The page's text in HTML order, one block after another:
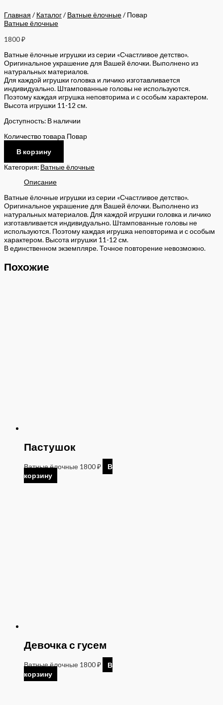
Главная / Каталог/ Ватные ёлочные/ Повар
Ватные ёлочные
1800₽
Ватные ёлочные игрушки из серии «Счастливое детство».
Оригинальное украшение для Вашей ёлочки. Выполнено из
натуральных материалов.
Для каждой игрушки головка и личико изготавливается
индивидуально. Штампованные головы не используются.
Поэтому каждая игрушка неповторима и с особым характером.
Высота игрушки 11-12 см.
Доступность: В наличии
Количество товара Повар
В корзину
Категория: Ватные ёлочные
Описание
Ватные ёлочные игрушки из серии «Счастливое детство».
Оригинальное украшение для Вашей ёлочки. Выполнено из
натуральных материалов. Для каждой игрушки головка и личико
изготавливается индивидуально. Штампованные головы не
используются. Поэтому каждая игрушка неповторима и с особым
характером. Высота игрушки 11-12 см.
В единственном экземпляре. Точное повторение невозможно.
Похожие
Пастушок
Ватные ёлочные 1800₽
В
корзину
Девочка с гусем
Ватные ёлочные 1800₽
В
корзину